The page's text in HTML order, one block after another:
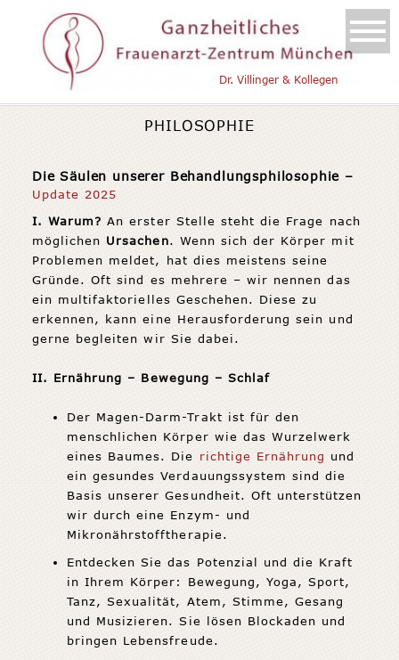
Dr. Villinger & Kollegen
PHILOSOPHIE
Die Säulen unserer Behandlungsphilosophie –
Update 2025
I. Warum? An erster Stelle steht die Frage nach
möglichen Ursachen. Wenn sich der Körper mit
Problemen meldet, hat dies meistens seine
Gründe. Oft sind es mehrere – wir nennen das
ein multifaktorielles Geschehen. Diese zu
erkennen, kann eine Herausforderung sein und
gerne begleiten wir Sie dabei.
II. Ernährung – Bewegung – Schlaf
Der Magen-Darm-Trakt ist für den
menschlichen Körper wie das Wurzelwerk
eines Baumes. Die richtige Ernährung und
ein gesundes Verdauungssystem sind die
Basis unserer Gesundheit. Oft unterstützen
wir durch eine Enzym- und
Mikronährstofftherapie.
Entdecken Sie das Potenzial und die Kraft
in Ihrem Körper: Bewegung, Yoga, Sport,
Tanz, Sexualität, Atem, Stimme, Gesang
und Musizieren. Sie lösen Blockaden und
bringen Lebensfreude.